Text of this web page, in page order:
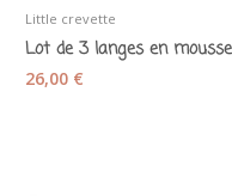
Little crevette
26,00 €